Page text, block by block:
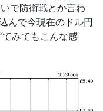
で防衛戦とか言わ
んで今現在のドル円
みてもこんな感